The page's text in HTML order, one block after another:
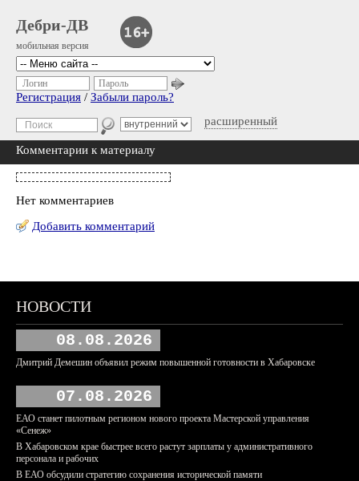
Дебри-ДВ
мобильная версия
расширенный
Логин Пароль
Регистрация / Забыли пароль?
Комментарии к материалу
Нет комментариев
Добавить комментарий
НОВОСТИ
08.08.2026
Дмитрий Демешин объявил режим повышенной готовности в Хабаровске
07.08.2026
ЕАО станет пилотным регионом нового проекта Мастерской управления
«Сенеж»
В Хабаровском крае быстрее всего растут зарплаты у административного
персонала и рабочих
В ЕАО обсудили стратегию сохранения исторической памяти